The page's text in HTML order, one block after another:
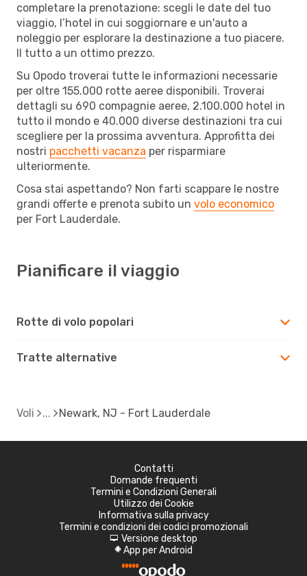
completare la prenotazione: scegli le date del tuo
viaggio, l’hotel in cui soggiornare e un'auto a
noleggio per esplorare la destinazione a tuo piacere.
Il tutto a un ottimo prezzo.
Su Opodo troverai tutte le informazioni necessarie
per oltre 155.000 rotte aeree disponibili. Troverai
dettagli su 690 compagnie aeree, 2.100.000 hotel in
tutto il mondo e 40.000 diverse destinazioni tra cui
scegliere per la prossima avventura. Approfitta dei
nostri pacchetti vacanza per risparmiare
ulteriormente.
Cosa stai aspettando? Non farti scappare le nostre
grandi offerte e prenota subito un volo economico
per Fort Lauderdale.
Pianificare il viaggio
Rotte di volo popolari
Tratte alternative
Voli Newark, NJ - Fort Lauderdale
Contatti
Domande frequenti
Termini e Condizioni Generali
Utilizzo dei Cookie
Informativa sulla privacy
Termini e condizioni dei codici promozionali
d Versione desktop
A App per Android